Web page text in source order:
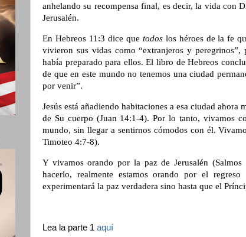
anhelando su recompensa final, es decir, la vida con
Jerusalén.
En Hebreos 11:3 dice que todoslos héroes de la fe
vivieron sus vidas como “extranjeros y peregrinos”,
había preparado para ellos. El libro de Hebreos
de que en este mundo no tenemos una ciudad
por venir”.
Jesús está añadiendo habitaciones a esa ciudad ahora
de Su cuerpo (Juan 14:1-4). Por lo tanto, vivamos
mundo, sin llegar a sentirnos cómodos con él.
Timoteo 4:7-8).
Y vivamos orando por la paz de Jerusalén
hacerlo, realmente estamos orando por el regreso
experimentará la paz verdadera sino hasta que el
Lea la parte 1 aquí